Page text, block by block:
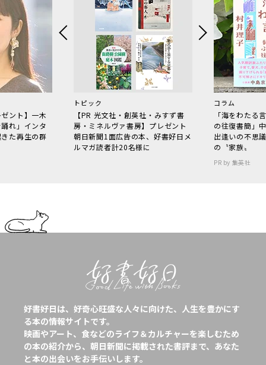
ント】一木
れ」インタ
た再生の群
トピック
【PR 光文社・創英社・みすず書
房・ミネルヴァ書房】プレゼント
朝日新聞1面広告の本、好書好日メ
ルマガ読者計20名様に
コラム
「海をわた
の往復書簡」
出逢いの不思
の〝家族〟
PR by 集英社
好書好日は、好奇心旺盛な人々に向けた、人生を豊かにす
る本の情報サイトです。
映画やアート、食などのライフ＆カルチャーを楽しむため
の本の紹介から、朝日新聞に掲載された書評まで、あなた
と本の出会いをお手伝いします。